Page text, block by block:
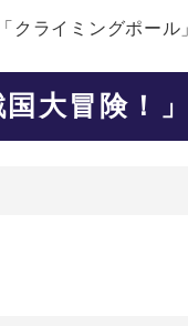
ライミングポール」
国大冒険！